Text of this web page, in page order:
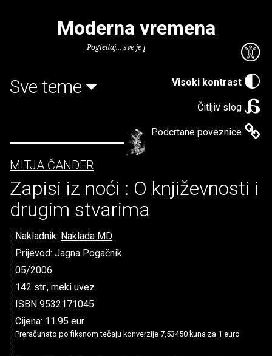
Visoki kontrast
Čitljiv slog
Podcrtane poveznice
Moderna vremena
Pogledaj... sve je puno knjiga.
Sve teme
MITJA ČANDER
Zapisi iz noći : O književnosti i
drugim stvarima
Nakladnik: Naklada MD
Prijevod: Jagna Pogačnik
05/2006.
142 str., meki uvez
ISBN 9532171045
Cijena: 11.95 eur
Preračunato po fiksnom tečaju konverzije 7,53450 kuna za 1 euro